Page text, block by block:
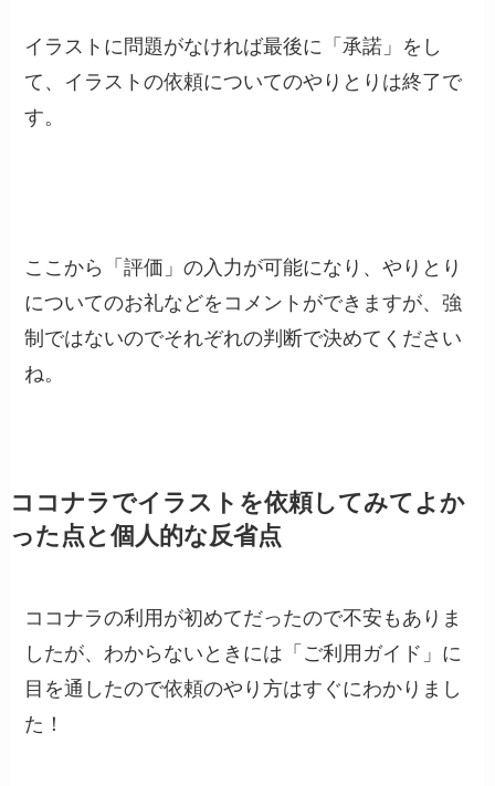
イラストに問題がなければ最後に「承諾」をし
て、イラストの依頼についてのやりとりは終了で
す。
ここから「評価」の入力が可能になり、やりとり
についてのお礼などをコメントができますが、強
制ではないのでそれぞれの判断で決めてください
ね。
ココナラでイラストを依頼してみてよか
った点と個人的な反省点
ココナラの利用が初めてだったので不安もありま
したが、わからないときには「ご利用ガイド」に
目を通したので依頼のやり方はすぐにわかりまし
た！